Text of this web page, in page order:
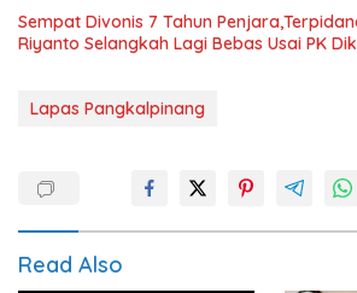
Sempat Divonis 7 Tahun
Riyanto Selangkah Lagi Bebas Usai PK
Lapas Pangkalpinang
Read Also